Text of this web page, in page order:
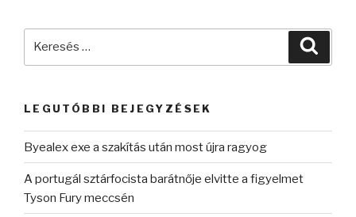
LEGUTÓBBI BEJEGYZÉSEK
Byealex exe a szakítás után most újra ragyog
A portugál sztárfocista barátnője elvitte a figyelmet
Tyson Fury meccsén